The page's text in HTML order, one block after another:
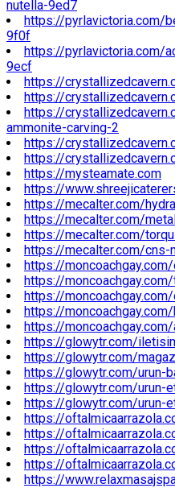
nutella-9ed7
https://pyrlavictoria.com/
9f0f
https://pyrlavictoria.com/
9ecf
https://
https://
https://
ammonite-carving-2
https://
https://
https://mysteamate.com
https://
https://mecalter.com/
https://mecalter.com/
https://mecalter.com/
https://mecalter.com/cns-
https://
https://
https://
https://
https://
https://glowytr.com/
https://glowytr.com/
https://glowytr.com/urun-
https://glowytr.com/urun-
https://glowytr.com/urun-
https://
https://
https://
https://
https://